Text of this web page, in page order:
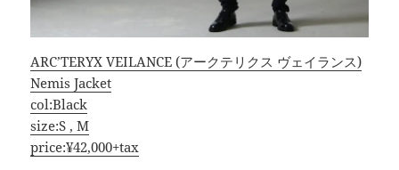
ARC’TERYX VEILANCE (アークテリクス ヴェイランス)
Nemis Jacket
col:Black
size:S , M
price:¥42,000+tax